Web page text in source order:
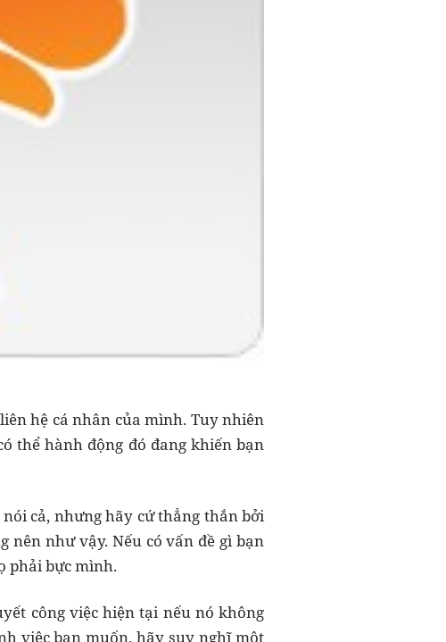
hệ cá nhân của mình. Tuy nhiên
thể hành động đó đang khiến bạn
cả, nhưng hãy cứ thẳng thắn bởi
nên như vậy. Nếu có vấn đề gì bạn
phải bực mình.
công việc hiện tại nếu nó không
việc bạn muốn, hãy suy nghĩ một